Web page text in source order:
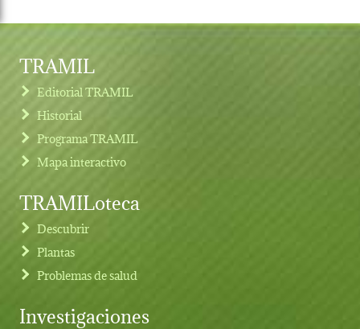
TRAMIL
Editorial TRAMIL
Historial
Programa TRAMIL
Mapa interactivo
TRAMILoteca
Descubrir
Plantas
Problemas de salud
Investigaciones